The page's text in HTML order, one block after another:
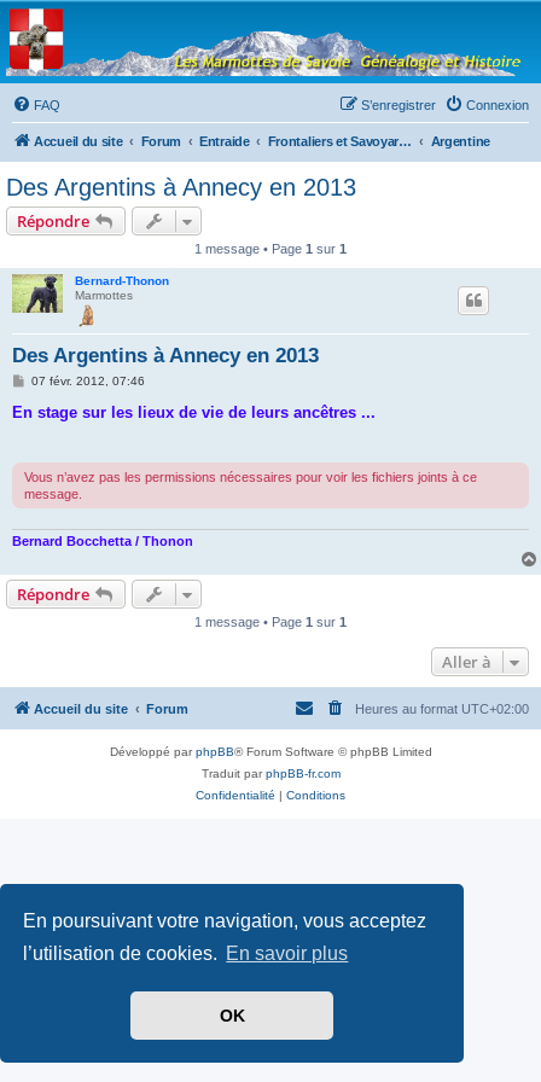
En poursuivant votre navigation, vous acceptez
l’utilisation de cookies. En savoir plus
OK
Les Marmottes de
Savoie
Forum d'entraide généalogique
FAQ
Connexion
S’enregistrer
Accueil du site Forum Entraide Frontaliers et Savoyards à l'étranger Argentine
Des Argentins à Annecy en 2013
Répondre
1 message • Page 1 sur 1
Bernard-Thonon
Marmottes
Des Argentins à Annecy en 2013
M
s
07 févr. 2012, 07:46
En stage sur les lieux de vie de leurs ancêtres ...
Vous n’avez pas les permissions nécessaires pour voir les fichiers joints à ce
message.
Bernard Bocchetta / Thonon
Répondre
1 message • Page 1 sur 1
Aller à
Accueil du site Forum Heures au format UTC+02:00
Développé parphpBB® Forum Software © phpBB Limited
Traduit parphpBB-fr.com
Confidentialité | Conditions